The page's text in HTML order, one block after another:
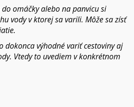
omáčky alebo na panvicu si
vody v ktorej sa varili. Môže sa zísť
dokonca výhodné variť cestoviny aj
Vtedy to uvediem v konkrétnom